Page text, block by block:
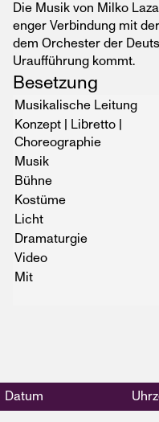
Die Musik von Milko
enger Verbindung mit
dem Orchester der
Uraufführung kommt.
Besetzung
Musikalische Leitung
Konzept | Libretto |
Choreographie
Musik
Bühne
Kostüme
Licht
Dramaturgie
Video
Mit
Datum